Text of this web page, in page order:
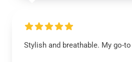
Stylish and breathable. My go-